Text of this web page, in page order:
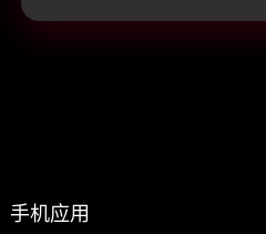
手机应用